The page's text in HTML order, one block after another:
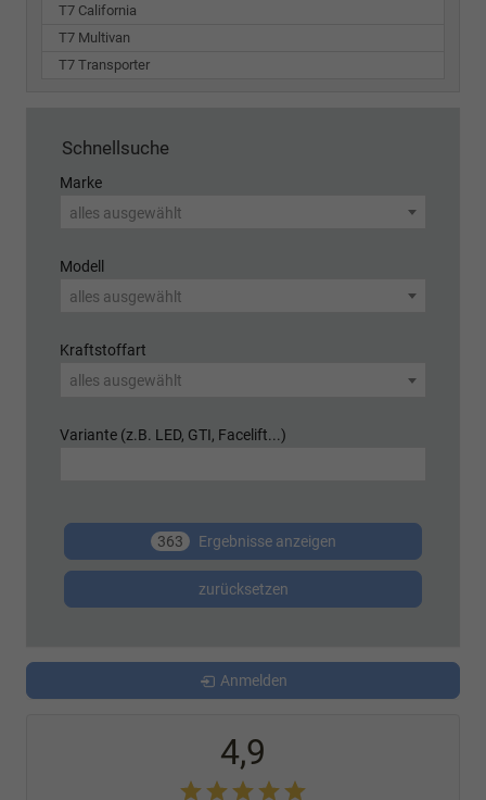
T7 California
T7 Multivan
T7 Transporter
Schnellsuche
Marke
alles ausgewählt
Modell
alles ausgewählt
Kraftstoffart
alles ausgewählt
Variante (z.B. LED, GTI, Facelift...)
363 Ergebnisse anzeigen
zurücksetzen
Anmelden
4,9